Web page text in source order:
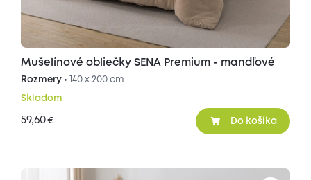
Mušelínové obliečky SENA Premium - mandľové
Rozmery • 140 x 200 cm
Skladom
59,60€ Do košíka